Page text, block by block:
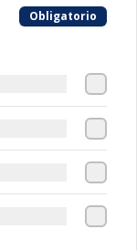
Obligatorio